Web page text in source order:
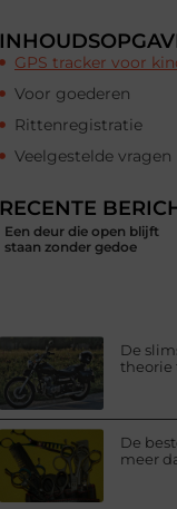
GPS tracker voor
Voor goederen
Rittenregistratie
Veelgestelde vragen
RECENTE
Een deur die open blijft
staan zonder gedoe
De
theorie
De
meer